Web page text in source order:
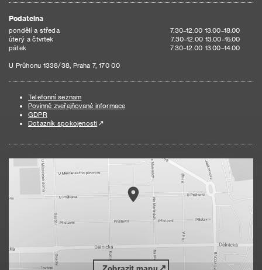
Podatelna
pondělí a středa
7.30–12.00 13.00–18.00
úterý a čtvrtek
7.30–12.00 13.00–15.00
pátek
7.30–12.00 13.00–14.00
U Průhonu 1338/38, Praha 7, 170 00
Telefonní seznam
Povinně zveřejňované informace
GDPR
Dotazník spokojenosti
Zobrazit mapu